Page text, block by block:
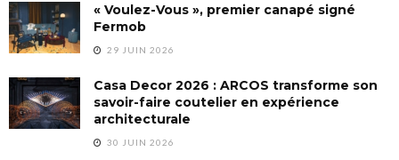
« Voulez-Vous », premier canapé signé
Fermob
29 JUIN 2026
Casa Decor 2026 : ARCOS transforme son
savoir-faire coutelier en expérience
architecturale
30 JUIN 2026